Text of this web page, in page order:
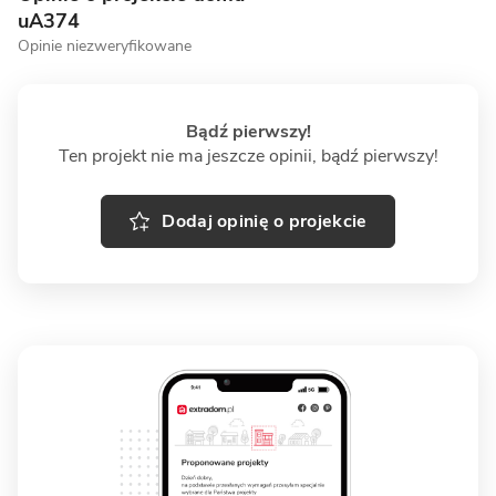
uA374
Opinie niezweryfikowane
Bądź pierwszy!
Ten projekt nie ma jeszcze opinii, bądź pierwszy!
Dodaj opinię o projekcie